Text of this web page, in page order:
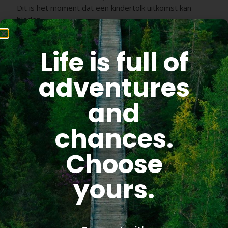
Dit is het moment dat een kindertolk uitkomst kan
bieden.
Jouw kindje wil het nl net zo graag als jij. Jouw kindje wil
niets liever dan dat jij als ouder gelukkig bent. Daar
doet jouw kind actief zijn/haar best voor.
Met zijn/haar gedrag vertelt het kind iets aan zijn papa
en/of mama. Het kind spiegelt de ouder. Wat het kind
vertelt, dat kan de kindertolk, ik, teruggeven aan de
ouder.
Iedere ouder wie tegenover mij komt zitten en het
verhaal van het kind vertelt ontvangt sowieso een
compliment. Dit betekent nl dat deze ouder ook actief
wil luisteren en bij zichzelf naar binnen wil kijken.
Ontroerend en kwetsbaar.
Praktisch werkt het zo:
Het ‘vertalen’ van de situatie is een pakket van 4 stappen.
Life is full of
adventures
and
chances.
Choose
yours.